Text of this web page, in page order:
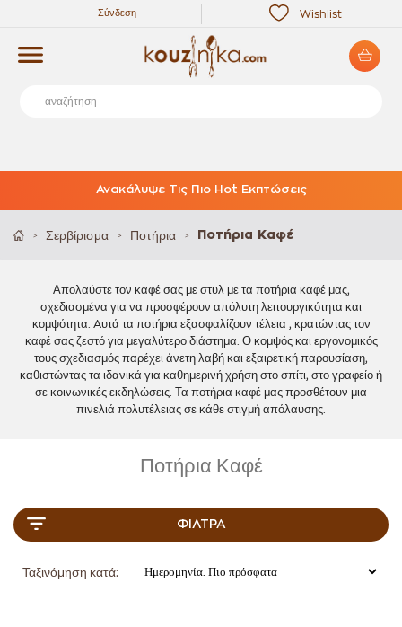
Wishlist
Σύνδεση
Ανακάλυψε Τις Πιο Hot Εκπτώσεις
> Σερβίρισμα > Ποτήρια > Ποτήρια Καφέ
Απολαύστε τον καφέ σας με στυλ με τα ποτήρια καφέ μας,
σχεδιασμένα για να προσφέρουν απόλυτη λειτουργικότητα και
κομψότητα. Aυτά τα ποτήρια εξασφαλίζουν τέλεια , κρατώντας τον
καφέ σας ζεστό για μεγαλύτερο διάστημα. Ο κομψός και εργονομικός
τους σχεδιασμός παρέχει άνετη λαβή και εξαιρετική παρουσίαση,
καθιστώντας τα ιδανικά για καθημερινή χρήση στο σπίτι, στο γραφείο ή
σε κοινωνικές εκδηλώσεις. Τα ποτήρια καφέ μας προσθέτουν μια
πινελιά πολυτέλειας σε κάθε στιγμή απόλαυσης.
Ποτήρια Καφέ
ΦΊΛΤΡΑ
Ταξινόμηση κατά: